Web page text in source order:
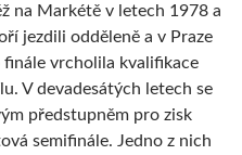
na Markétě v letech 1978 a
jezdili odděleně a v Praze
vrcholila kvalifikace
V devadesátých letech se
předstupněm pro zisk
semifinále. Jedno z nich